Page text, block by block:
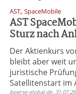
AST, SpaceMobile
AST
Sturz nach
Der Aktienkurs
bleibt aber weit
juristische
Satellitenstart im
boerse-global.de,